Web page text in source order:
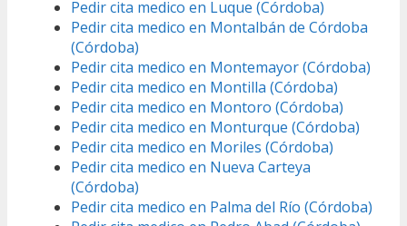
Pedir cita medico en Luque (Córdoba)
Pedir cita medico en Montalbán de Córdoba
(Córdoba)
Pedir cita medico en Montemayor (Córdoba)
Pedir cita medico en Montilla (Córdoba)
Pedir cita medico en Montoro (Córdoba)
Pedir cita medico en Monturque (Córdoba)
Pedir cita medico en Moriles (Córdoba)
Pedir cita medico en Nueva Carteya
(Córdoba)
Pedir cita medico en Palma del Río (Córdoba)